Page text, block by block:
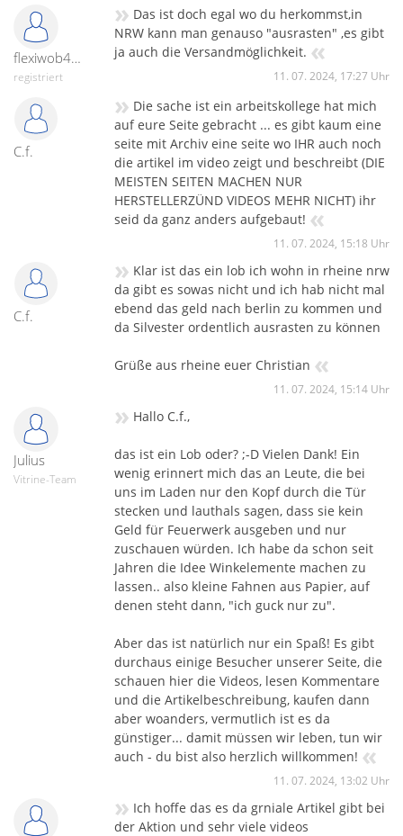
flexiwob45-31729
registriert
» Das ist doch egal wo du herkommst,in
NRW kann man genauso "ausrasten" ,es gibt
ja auch die Versandmöglichkeit. «
11. 07. 2024, 17:27 Uhr
C.f.
» Die sache ist ein arbeitskollege hat mich
auf eure Seite gebracht ... es gibt kaum eine
seite mit Archiv eine seite wo IHR auch noch
die artikel im video zeigt und beschreibt (DIE
MEISTEN SEITEN MACHEN NUR
HERSTELLERZÜND VIDEOS MEHR NICHT) ihr
seid da ganz anders aufgebaut! «
11. 07. 2024, 15:18 Uhr
C.f.
» Klar ist das ein lob ich wohn in rheine nrw
da gibt es sowas nicht und ich hab nicht mal
ebend das geld nach berlin zu kommen und
da Silvester ordentlich ausrasten zu können
Grüße aus rheine euer Christian «
11. 07. 2024, 15:14 Uhr
Julius
Vitrine-Team
» Hallo C.f.,
das ist ein Lob oder? ;-D Vielen Dank! Ein
wenig erinnert mich das an Leute, die bei
uns im Laden nur den Kopf durch die Tür
stecken und lauthals sagen, dass sie kein
Geld für Feuerwerk ausgeben und nur
zuschauen würden. Ich habe da schon seit
Jahren die Idee Winkelemente machen zu
lassen.. also kleine Fahnen aus Papier, auf
denen steht dann, "ich guck nur zu".
Aber das ist natürlich nur ein Spaß! Es gibt
durchaus einige Besucher unserer Seite, die
schauen hier die Videos, lesen Kommentare
und die Artikelbeschreibung, kaufen dann
aber woanders, vermutlich ist es da
günstiger... damit müssen wir leben, tun wir
auch - du bist also herzlich willkommen! «
11. 07. 2024, 13:02 Uhr
» Ich hoffe das es da grniale Artikel gibt bei
der Aktion und sehr viele videos